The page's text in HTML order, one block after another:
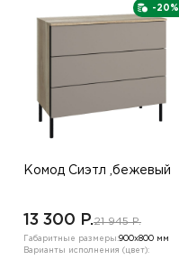
-20%
Комод Сиэтл ,бежевый
13 300 P.21 945 P.
Габаритные размеры:900х800 мм
Варианты исполнения (цвет):